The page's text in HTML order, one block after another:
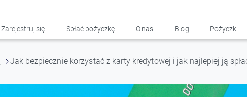
Zarejestruj się Spłać pożyczkę O nas Blog Pożyczki
Jak bezpiecznie korzystać z karty kredytowej i jak najlepiej ją